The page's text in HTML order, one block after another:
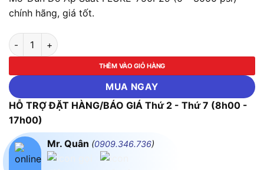
chính hãng, giá tốt.
Mô-Đun Đo Áp Suất FLUKE-750P29 (0 – 3000 psi) số lượng
THÊM VÀO GIỎ HÀNG
MUA NGAY
HỖ TRỢ ĐẶT HÀNG/BÁO GIÁ Thứ 2 - Thứ 7 (8h00 -
17h00)
Mr. Quân (0909.346.736)